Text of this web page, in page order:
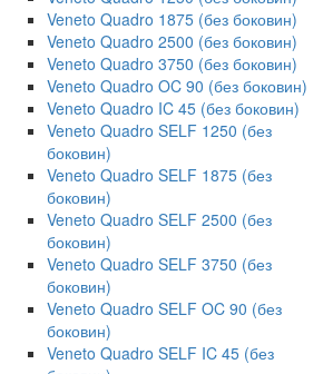
Veneto Quadro 1875 (без боковин)
Veneto Quadro 2500 (без боковин)
Veneto Quadro 3750 (без боковин)
Veneto Quadro OC 90 (без боковин)
Veneto Quadro IC 45 (без боковин)
Veneto Quadro SELF 1250 (без
боковин)
Veneto Quadro SELF 1875 (без
боковин)
Veneto Quadro SELF 2500 (без
боковин)
Veneto Quadro SELF 3750 (без
боковин)
Veneto Quadro SELF OC 90 (без
боковин)
Veneto Quadro SELF IC 45 (без